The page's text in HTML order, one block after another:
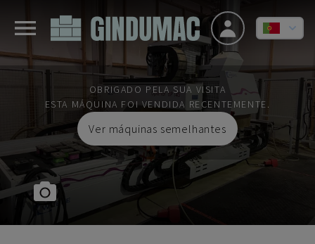
OBRIGADO PELA SUA VISITA
ESTA MÁQUINA FOI VENDIDA RECENTEMENTE.
Ver máquinas semelhantes